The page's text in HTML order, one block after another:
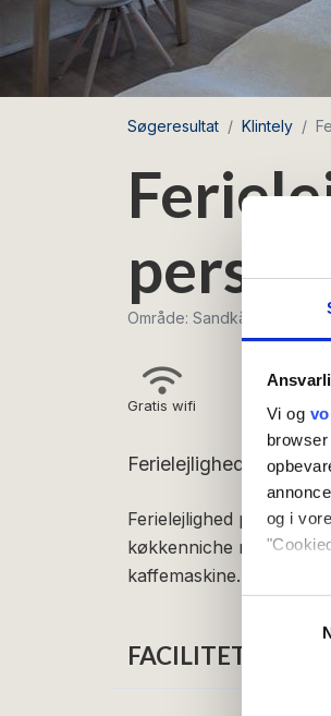
Vi og
og i
Hvis du
Dine
Søgeresultat Klintely
Område: Sandkås
Gratis wifi
Ferielejlighed med
Ferielejlighed på 27m2:
køkkenniche med 2
kaffemaskine.
FACILITETER